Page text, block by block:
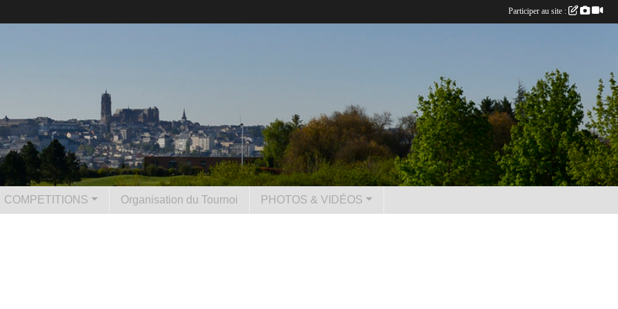
COMPETITIONS Organisation du Tournoi PHOTOS & VIDÉOS
Participer au site :